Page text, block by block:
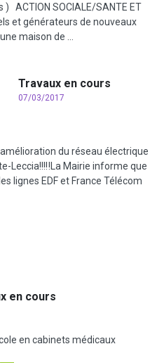
ACTION SOCIALE/SANTE ET
et générateurs de nouveaux
maison de ...
Travaux en cours
07/03/2017
du réseau électrique
Leccia!!!‼La Mairie informe que
lignes EDF et France Télécom
en cours
en cabinets médicaux